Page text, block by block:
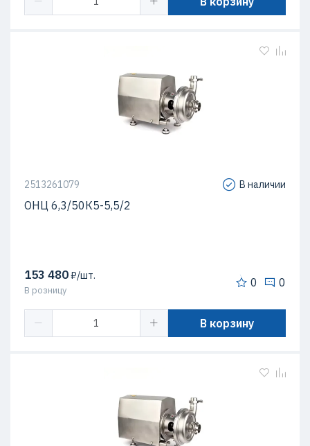
2513261079 В наличии
ОНЦ 6,3/50К5-5,5/2
153 480₽/шт.
В розницу
0 0
В корзину